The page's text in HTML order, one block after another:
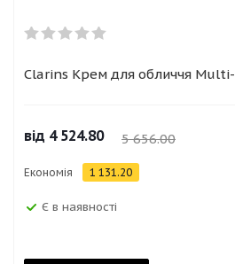
Clarins Крем для обличчя
від 4 524.80 5 656.00
Економія 1 131.20
Є в наявності